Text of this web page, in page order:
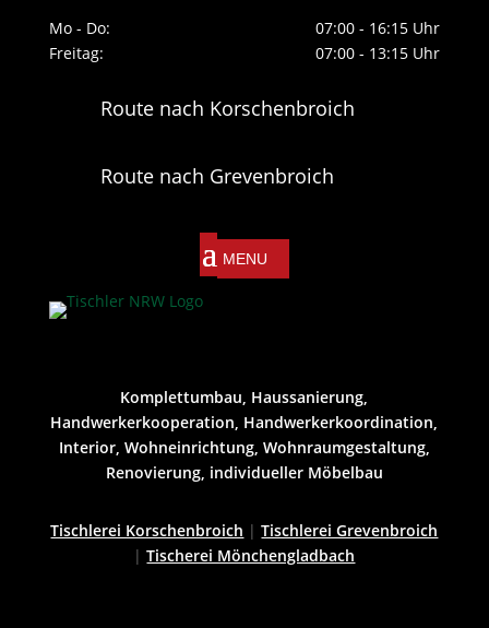
Mo - Do:
07:00 - 16:15 Uhr
Freitag:
07:00 - 13:15 Uhr
Route nach Korschenbroich
Route nach Grevenbroich
Komplettumbau, Haussanierung,
Handwerkerkooperation, Handwerkerkoordination,
Interior, Wohneinrichtung, Wohnraumgestaltung,
Renovierung, individueller Möbelbau
Tischlerei Korschenbroich |Tischlerei Grevenbroich
|Tischerei Mönchengladbach